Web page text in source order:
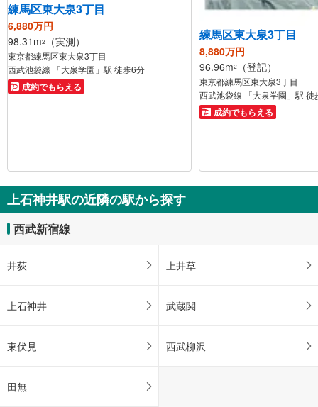
練馬区東大泉3丁目
6,880万円
98.31m2 （実測）
東京都練馬区東大泉3丁目
西武池袋線 「大泉学園」駅 徒歩6分
成約でもらえる
練馬区東大泉3丁目
8,880万円
96.96m2 （登記）
東京都練馬区東大泉3丁目
西武池袋線 「大泉学園」駅 徒
成約でもらえる
上石神井駅の近隣の駅から探す
西武新宿線
井荻 上井草
上石神井 武蔵関
東伏見 西武柳沢
田無